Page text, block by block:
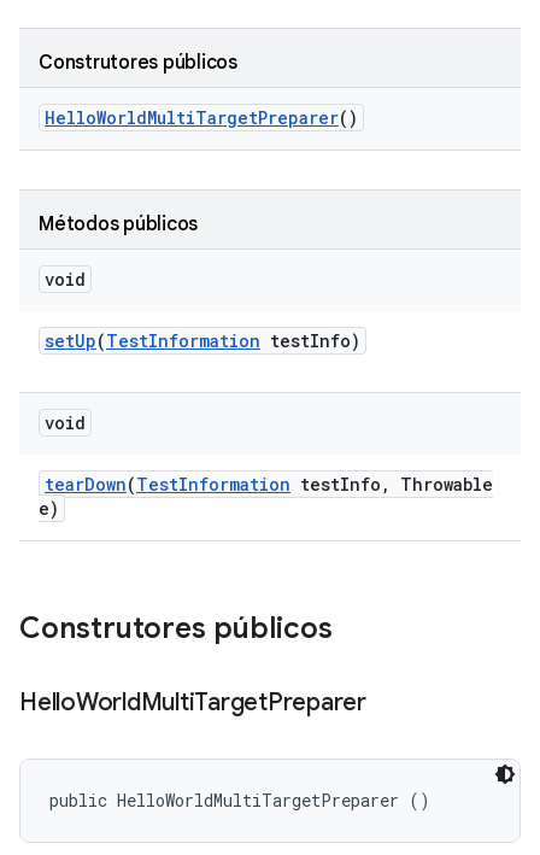
Construtores públicos
HelloWorldMultiTargetPreparer()
Métodos públicos
void
setUp(TestInformation testInfo)
void
tearDown(TestInformation testInfo ,
Throwable
e)
Construtores públicos
HelloWorldMultiTargetPreparer
public HelloWorldMultiTargetPreparer ()